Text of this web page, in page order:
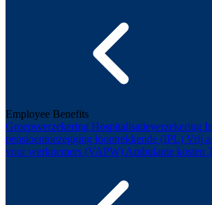
Employee Benefits
Groepsverzekering Hospitalisatieverzekering
pensioentoezegging loontrekkende (IPL) Vrij
voor werknemers (VAPW) Ambulante kosten